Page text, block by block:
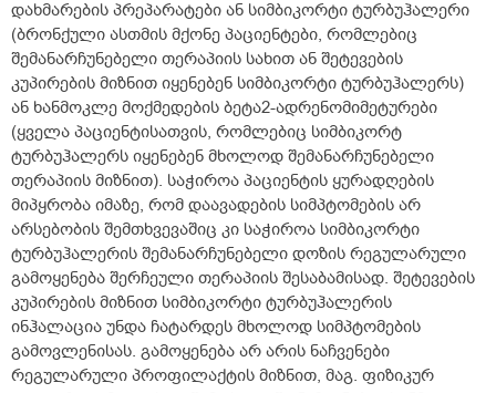
დახმარების პრეპარატები ან სიმბიკორტი ტურბუჰალერი
(ბრონქული ასთმის მქონე პაციენტები, რომლებიც
შემანარჩუნებელი თერაპიის სახით ან შეტევების
კუპირების მიზნით იყენებენ სიმბიკორტი ტურბუჰალერს)
ან ხანმოკლე მოქმედების ბეტა2-ადრენომიმეტურები
(ყველა პაციენტისათვის, რომლებიც სიმბიკორტ
ტურბუჰალერს იყენებენ მხოლოდ შემანარჩუნებელი
თერაპიის მიზნით). საჭიროა პაციენტის ყურადღების
მიპყრობა იმაზე, რომ დაავადების სიმპტომების არ
არსებობის შემთხვევაშიც კი საჭიროა სიმბიკორტი
ტურბუჰალერის შემანარჩუნებელი დოზის რეგულარული
გამოყენება შერჩეული თერაპიის შესაბამისად. შეტევების
კუპირების მიზნით სიმბიკორტი ტურბუჰალერის
ინჰალაცია უნდა ჩატარდეს მხოლოდ სიმპტომების
გამოვლენისას. გამოყენება არ არის ნაჩვენები
რეგულარული პროფილაქტის მიზნით, მაგ. ფიზიკურ